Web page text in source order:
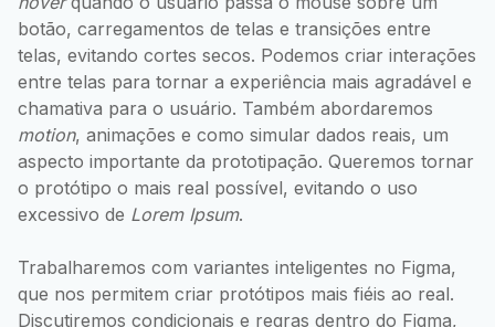
botão, carregamentos de telas e transições entre
telas, evitando cortes secos. Podemos criar interações
entre telas para tornar a experiência mais agradável e
chamativa para o usuário. Também abordaremos
motion, animações e como simular dados reais, um
aspecto importante da prototipação. Queremos tornar
o protótipo o mais real possível, evitando o uso
excessivo de Lorem Ipsum.
Trabalharemos com variantes inteligentes no Figma,
que nos permitem criar protótipos mais fiéis ao real.
Discutiremos condicionais e regras dentro do Figma,